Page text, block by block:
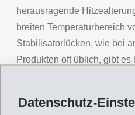
Datenschutz-
herausragende
breiten Temperaturbereich
Stabilisatorlücken, wie bei
Produkten oft üblich, gibt es
steigenden Temperaturen